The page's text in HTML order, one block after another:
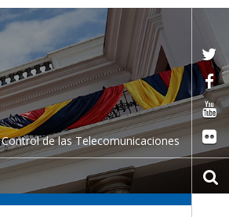
de las Telecomunicaciones